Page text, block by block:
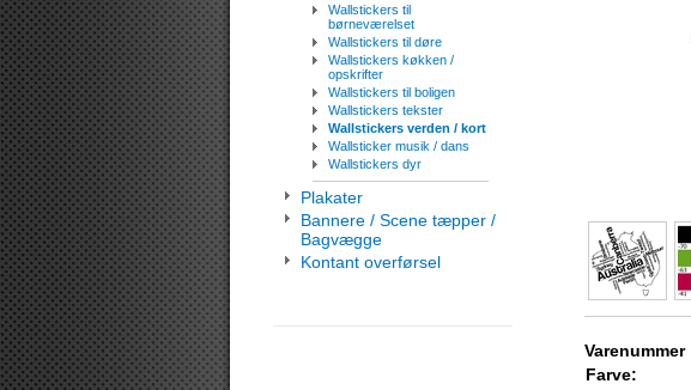
Wallstickers til
børneværelset
Wallstickers til døre
Wallstickers køkken /
opskrifter
Wallstickers til boligen
Wallstickers tekster
Wallstickers verden / kort
Wallsticker musik / dans
Wallstickers dyr
Plakater
Bannere / Scene tæpper /
Bagvægge
Kontant overførsel
Varenummer
Farve: